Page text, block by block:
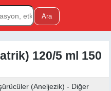
120/5 ml 150
(Aneljezik) - Diğer